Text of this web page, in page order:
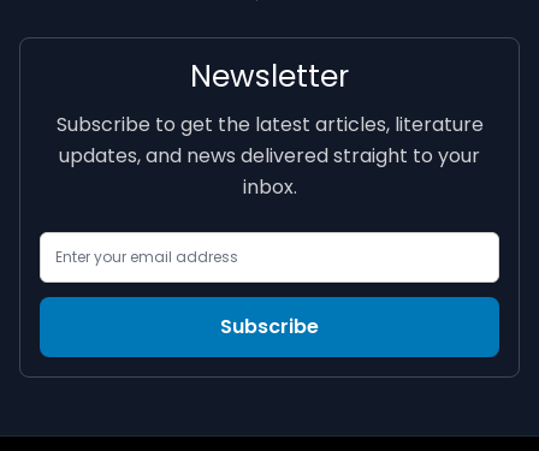
Newsletter
Subscribe to get the latest articles, literature
updates, and news delivered straight to your
inbox.
Subscribe